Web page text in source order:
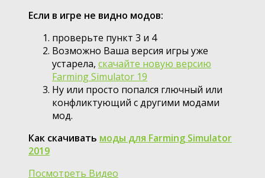
Если в игре не видно модов:
проверьте пункт 3 и 4
Возможно Ваша версия игры уже
устарела, скачайте новую версию
Farming Simulator 19
Ну или просто попался глючный или
конфликтующий с другими модами
мод.
Как скачивать моды для Farming Simulator
2019
Посмотреть Видео